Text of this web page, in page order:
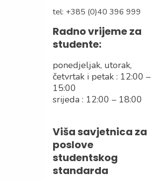
tel: +385 (0)40 396 999
Radno vrijeme za
studente:
ponedjeljak, utorak,
četvrtak i petak : 12:00 –
15:00
srijeda : 12:00 – 18:00
Viša savjetnica za
poslove
studentskog
standarda